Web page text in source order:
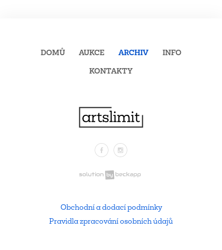
FacebookInstagram
DOMŮ AUKCE ARCHIV
INFO
KONTAKTY
Obchodní a dodací podmínky
Pravidla zpracování osobních údajů